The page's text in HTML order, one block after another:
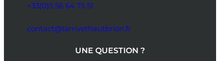
+33(0)5 56 64 75 51
contact@larrivethautbrion.fr
UNE QUESTION ?